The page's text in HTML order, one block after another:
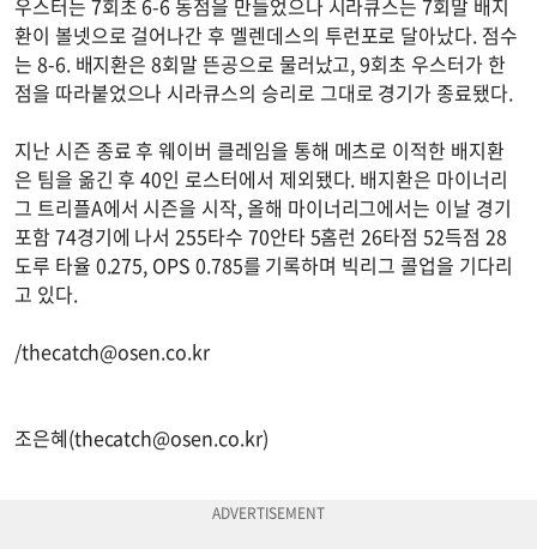
우스터는 7회초 6-6 동점을 만들었으나 시라큐스는 7회말 배지
환이 볼넷으로 걸어나간 후 멜렌데스의 투런포로 달아났다. 점수
는 8-6. 배지환은 8회말 뜬공으로 물러났고, 9회초 우스터가 한
점을 따라붙었으나 시라큐스의 승리로 그대로 경기가 종료됐다.
지난 시즌 종료 후 웨이버 클레임을 통해 메츠로 이적한 배지환
은 팀을 옮긴 후 40인 로스터에서 제외됐다. 배지환은 마이너리
그 트리플A에서 시즌을 시작, 올해 마이너리그에서는 이날 경기
포함 74경기에 나서 255타수 70안타 5홈런 26타점 52득점 28
도루 타율 0.275, OPS 0.785를 기록하며 빅리그 콜업을 기다리
고 있다.
/thecatch@osen.co.kr
조은혜(thecatch@osen.co.kr)